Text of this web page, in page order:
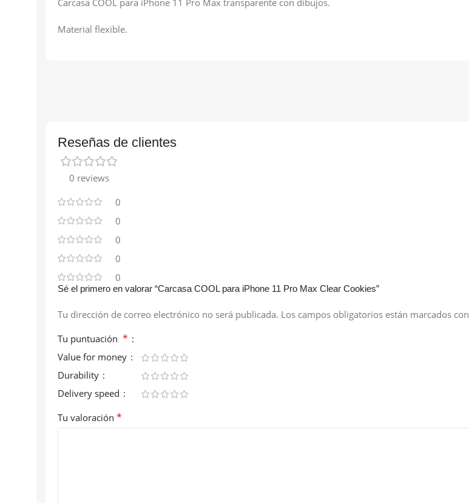
Material flexible.
Reseñas de clientes
0 reviews
0
0
0
0
0
Sé el primero en valorar “Carcasa COOL para iPhone 11 Pro Max Clear Cookies”
Tu dirección de correo electrónico no será publicada. Los campos obligatorios están marcados con
Tu puntuación *
Value for money
Durability
Delivery speed
Tu valoración *